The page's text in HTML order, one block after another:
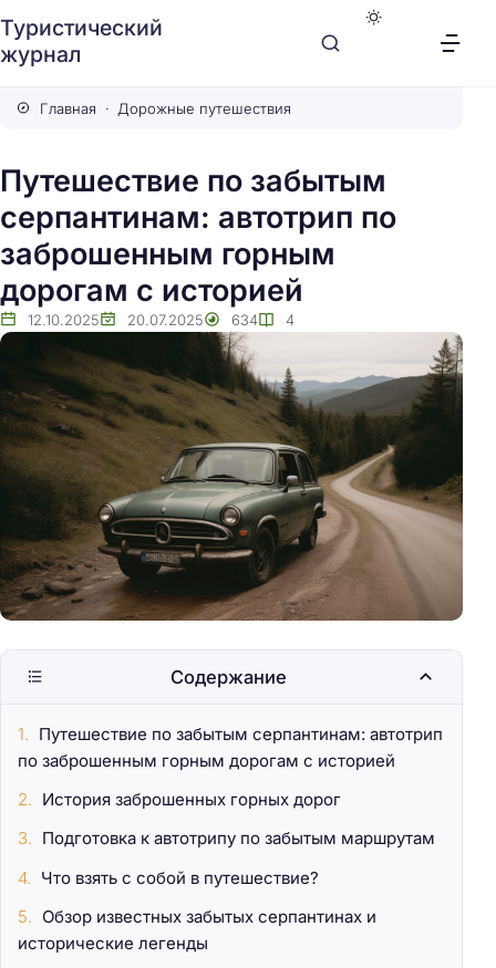
Туристический
журнал
Главная Дорожные путешествия
Путешествие по забытым
серпантинам: автотрип по
заброшенным горным
дорогам с историей
12.10.2025 20.07.2025 634 4
Содержание
Путешествие по забытым серпантинам: автотрип
по заброшенным горным дорогам с историей
История заброшенных горных дорог
Подготовка к автотрипу по забытым маршрутам
Что взять с собой в путешествие?
Обзор известных забытых серпантинах и
исторические легенды